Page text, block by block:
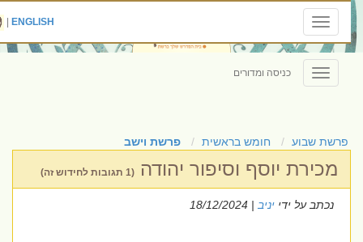
Toggle
navigation
ENGLISH
|
Toggle
navigation
כניסה ומדורים
פרשת שבוע חומש בראשית פרשת וישב
מכירת יוסף וסיפור יהודה
נכתב על ידייניב| 18/12/2024